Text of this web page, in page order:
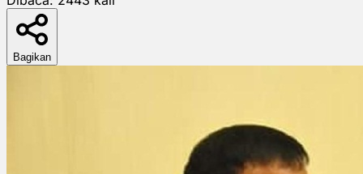
Bagikan